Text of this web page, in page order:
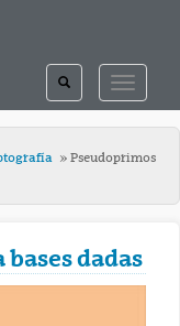
TOGGLE
TOGGLE
SEARCH
Pseudoprimos
dadas